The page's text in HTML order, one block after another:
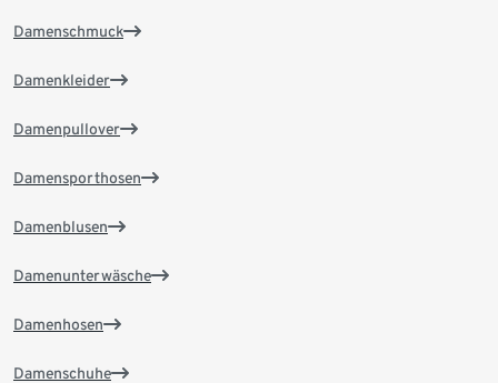
Damenschmuck
Damenkleider
Damenpullover
Damensporthosen
Damenblusen
Damenunterwäsche
Damenhosen
Damenschuhe